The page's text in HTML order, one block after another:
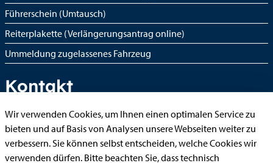
Führerschein (Umtausch)
Reiterplakette (Verlängerungsantrag online)
Ummeldung zugelassenes Fahrzeug
Kontakt
StädteRegion Aachen
Zollernstraße 10
Wir verwenden Cookies, um Ihnen einen optimalen Service zu
bieten und auf Basis von Analysen unsere Webseiten weiter zu
verbessern. Sie können selbst entscheiden, welche Cookies wir
verwenden dürfen. Bitte beachten Sie, dass technisch